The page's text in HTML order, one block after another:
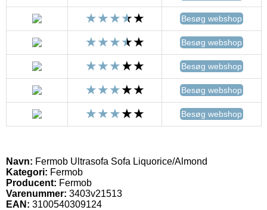
Besøg webshop
Besøg webshop
Besøg webshop
Besøg webshop
Besøg webshop
Navn: Fermob Ultrasofa Sofa Liquorice/Almond
Kategori: Fermob
Producent: Fermob
Varenummer: 3403v21513
EAN: 3100540309124